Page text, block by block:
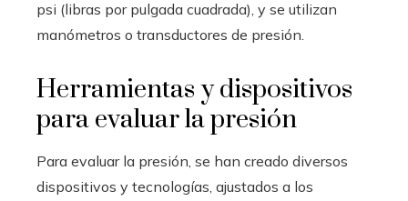
psi (libras por pulgada cuadrada), y se utilizan
manómetros o transductores de presión.
Herramientas y dispositivos
para evaluar la presión
Para evaluar la presión, se han creado diversos
dispositivos y tecnologías, ajustados a los